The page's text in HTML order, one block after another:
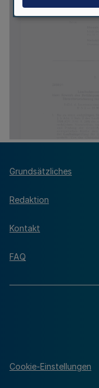
Grundsätzliches
Redaktion
Kontakt
FAQ
Cookie-Einstellungen